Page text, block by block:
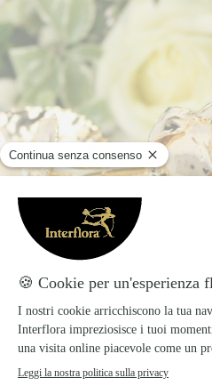
Significato del colore delle